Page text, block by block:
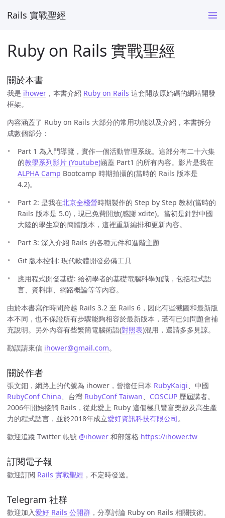
Rails 實戰聖經
Ruby on Rails 實戰聖經
關於本書
我是 ihower ，本書介紹 Ruby on Rails 這套開放原始碼的網站開發
框架。
內容涵蓋了 Ruby on Rails 大部分的常用功能以及介紹，本書拆分
成數個部分：
Part 1 為入門導覽，實作一個活動管理系統。這部分有二十六集
的教學系列影片 (Youtube)涵蓋 Part1 的所有內容。影片是我在
ALPHA Camp Bootcamp 時期拍攝的(當時的 Rails 版本是
4.2)。
Part 2: 是我在北京全棧營時期製作的 Step by Step 教材(當時的
Rails 版本是 5.0)，現已免費開放(感謝 xdite)。當初是針對中國
大陸的學生寫的簡體版本，這裡重新編排和更新內容。
Part 3: 深入介紹 Rails 的各種元件和進階主題
Git 版本控制: 現代軟體開發必備工具
應用程式開發基礎: 給初學者的基礎電腦科學知識，包括程式語
言、資料庫、網路概論等等內容。
由於本書寫作時間跨越 Rails 3.2 至 Rails 6，因此有些截圖和最新版
本不同，也不保證所有步驟能夠相容於最新版本，若有已知問題會補
充說明。另外內容有些繁簡電腦術語(對照表)混用，還請多多見諒。
勘誤請來信 ihower@gmail.com。
關於作者
張文鈿，網路上的代號為 ihower，曾擔任日本 RubyKaigi、中國
RubyConf China、台灣 RubyConf Taiwan、 COSCUP 歷屆講者。
2006年開始接觸 Rails，從此愛上 Ruby 這個極具豐富樂趣及高生產
力的程式語言，並於2018年成立愛好資訊科技有限公司。
歡迎追蹤 Twitter 帳號 @ihower 和部落格 https://ihower.tw
訂閱電子報
歡迎訂閱 Rails 實戰聖經 ，不定時發送。
Telegram 社群
歡迎加入愛好 Rails 公開群 ，分享討論 Ruby on Rails 相關技術。